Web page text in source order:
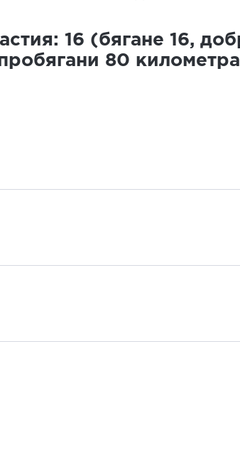
16 (бягане 16,
80 километра